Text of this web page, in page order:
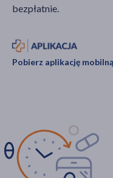
bezpłatnie.
Pobierz aplikację